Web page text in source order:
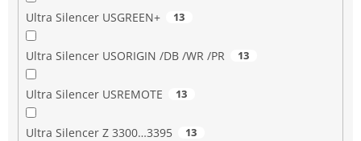
Ultra Silencer USGREEN+ 13
Ultra Silencer USORIGIN /DB /WR /PR 13
Ultra Silencer USREMOTE 13
Ultra Silencer Z 3300…3395 13